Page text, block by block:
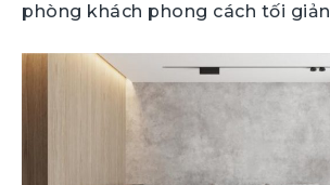
phòng khách phong cách tối giản